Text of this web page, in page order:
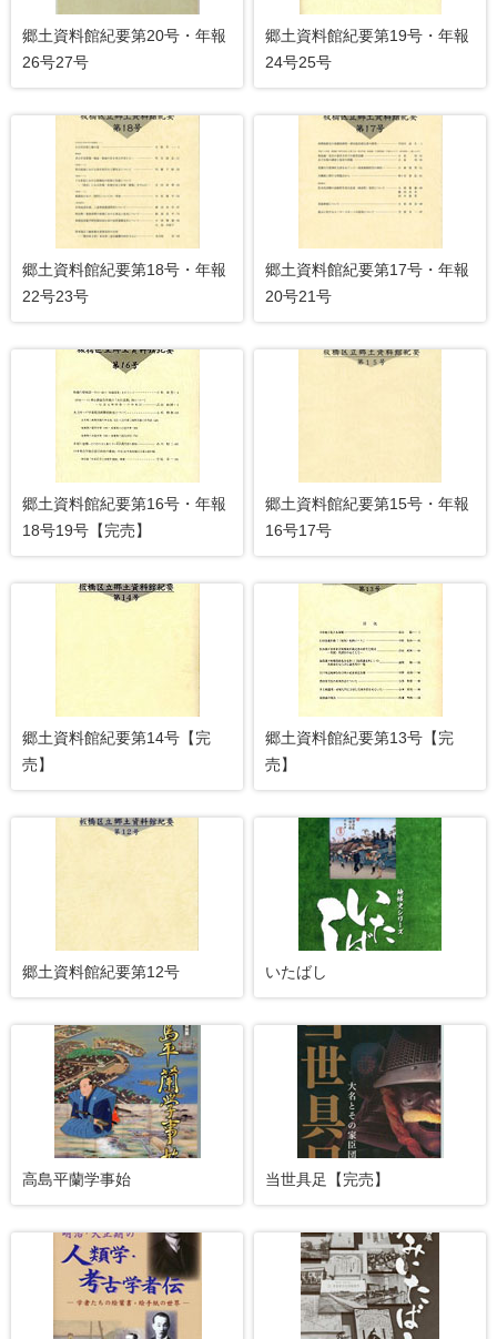
郷土資料館紀要第20号・年報
26号27号
郷土資料館紀要第19号・年報
24号25号
郷土資料館紀要第18号・年報
22号23号
郷土資料館紀要第17号・年報
20号21号
郷土資料館紀要第16号・年報
18号19号【完売】
郷土資料館紀要第15号・年報
16号17号
郷土資料館紀要第14号【完
売】
郷土資料館紀要第13号【完
売】
郷土資料館紀要第12号 いたばし
高島平蘭学事始 当世具足【完売】